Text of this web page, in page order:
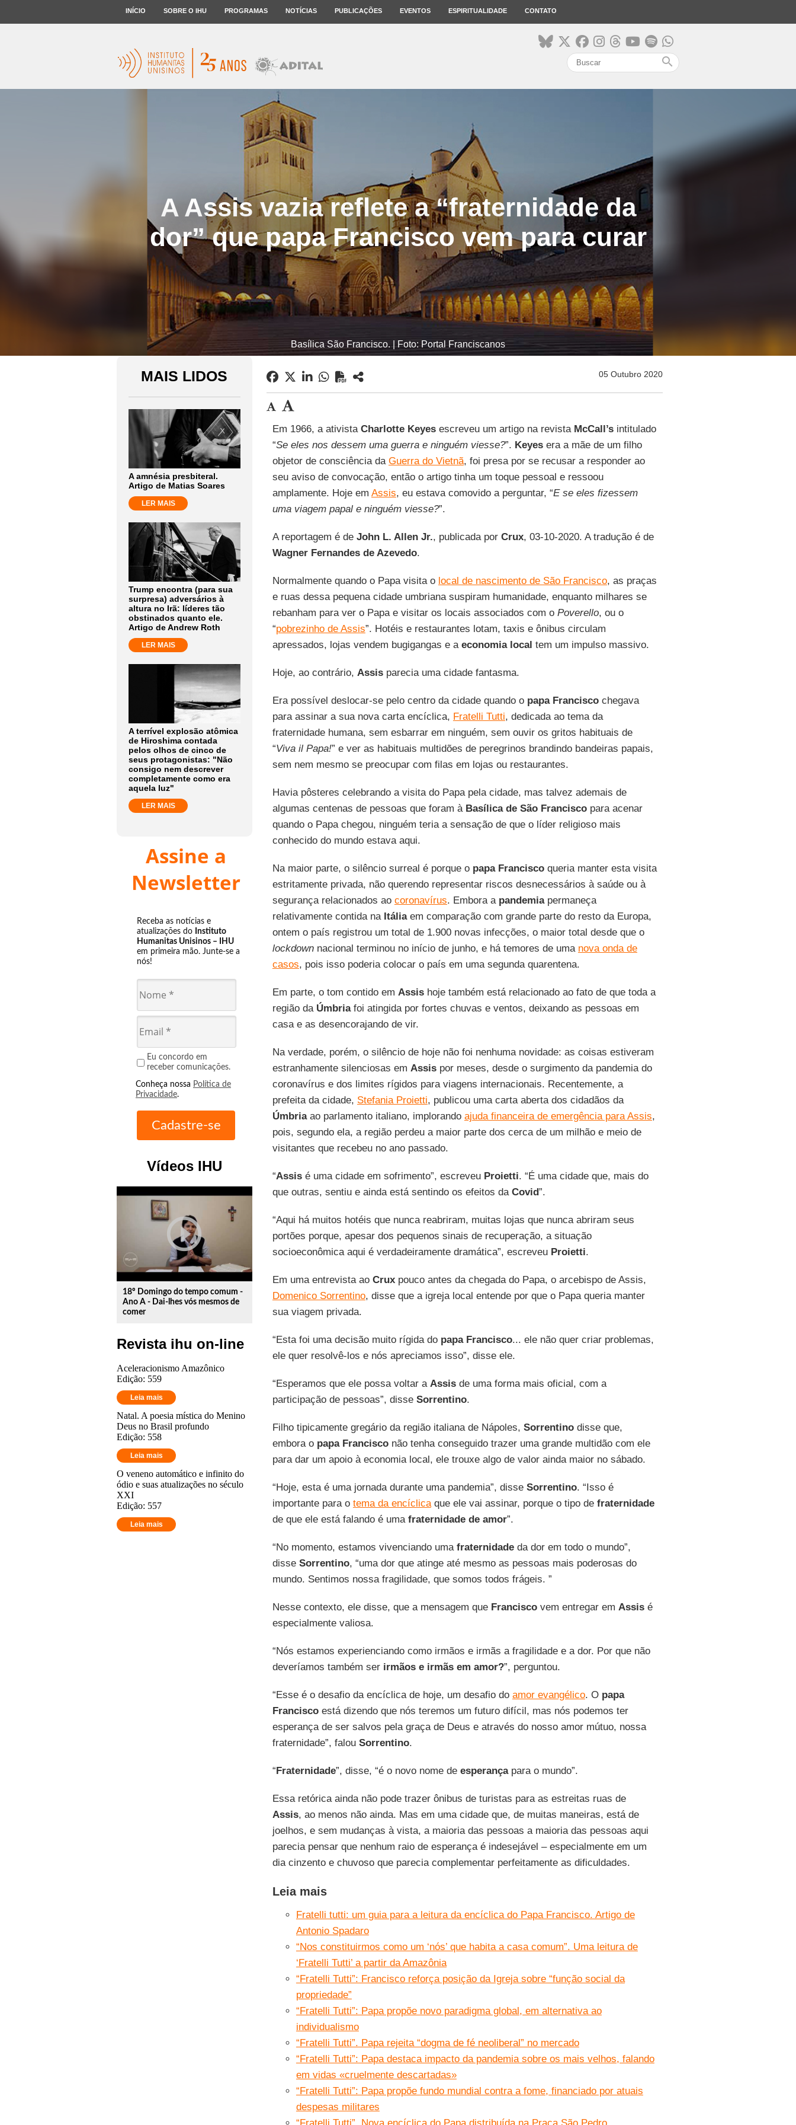
INÍCIO SOBRE O IHU PROGRAMAS NOTÍCIAS PUBLICAÇÕES EVENTOS ESPIRITUALIDADE CONTATO
search
A Assis vazia reflete a “fraternidade da
dor” que papa Francisco vem para curar
Basílica São Francisco. | Foto: Portal Franciscanos
MAIS LIDOS
A amnésia presbiteral.
Artigo de Matias Soares
LER MAIS
Trump encontra (para sua
surpresa) adversários à
altura no Irã: líderes tão
obstinados quanto ele.
Artigo de Andrew Roth
LER MAIS
A terrível explosão atômica
de Hiroshima contada
pelos olhos de cinco de
seus protagonistas: "Não
consigo nem descrever
completamente como era
aquela luz"
LER MAIS
Assine a
Newsletter
Receba as notícias e
atualizações do Instituto
Humanitas Unisinos – IHU
em primeira mão. Junte-se a
nós!
Eu concordo em
receber comunicações.
Conheça nossa Política de
Privacidade.
Vídeos IHU
play_circle_outline
18º Domingo do tempo comum -
Ano A - Dai-lhes vós mesmos de
comer
Revista ihu on-line
Aceleracionismo Amazônico
Edição: 559
Leia mais
Natal. A poesia mística do Menino
Deus no Brasil profundo
Edição: 558
Leia mais
O veneno automático e infinito do
ódio e suas atualizações no século
XXI
Edição: 557
Leia mais
05 Outubro 2020
Em 1966, a ativista Charlotte Keyesescreveu um artigo na revista McCall’sintitulado
“Se eles nos dessem uma guerra e ninguém viesse?”. Keyesera a mãe de um filho
objetor de consciência da Guerra do Vietnã, foi presa por se recusar a responder ao
seu aviso de convocação, então o artigo tinha um toque pessoal e ressoou
amplamente. Hoje em Assis, eu estava comovido a perguntar, “E se eles fizessem
uma viagem papal e ninguém viesse?”.
A reportagem é deJohn L. Allen Jr., publicada por Crux, 03-10-2020. A tradução é de
Wagner Fernandes de Azevedo.
Normalmente quando o Papa visita o local de nascimento de São Francisco, as praças
e ruas dessa pequena cidade umbriana suspiram humanidade, enquanto milhares se
rebanham para ver o Papa e visitar os locais associados com o Poverello, ou o
“pobrezinho de Assis”. Hotéis e restaurantes lotam, taxis e ônibus circulam
apressados, lojas vendem bugigangas e a economia local tem um impulso massivo.
Hoje, ao contrário, Assisparecia uma cidade fantasma.
Era possível deslocar-se pelo centro da cidade quando o papa Franciscochegava
para assinar a sua nova carta encíclica, Fratelli Tutti, dedicada ao tema da
fraternidade humana, sem esbarrar em ninguém, sem ouvir os gritos habituais de
“Viva il Papa!” e ver as habituais multidões de peregrinos brandindo bandeiras papais,
sem nem mesmo se preocupar com filas em lojas ou restaurantes.
Havia pôsteres celebrando a visita do Papa pela cidade, mas talvez ademais de
algumas centenas de pessoas que foram à Basílica de São Franciscopara acenar
quando o Papa chegou, ninguém teria a sensação de que o líder religioso mais
conhecido do mundo estava aqui.
Na maior parte, o silêncio surreal é porque o papa Franciscoqueria manter esta visita
estritamente privada, não querendo representar riscos desnecessários à saúde ou à
segurança relacionados ao coronavírus. Embora a pandemiapermaneça
relativamente contida na Itáliaem comparação com grande parte do resto da Europa,
ontem o país registrou um total de 1.900 novas infecções, o maior total desde que o
lockdownnacional terminou no início de junho, e há temores de uma nova onda de
casos, pois isso poderia colocar o país em uma segunda quarentena.
Em parte, o tom contido em Assishoje também está relacionado ao fato de que toda a
região da Úmbriafoi atingida por fortes chuvas e ventos, deixando as pessoas em
casa e as desencorajando de vir.
Na verdade, porém, o silêncio de hoje não foi nenhuma novidade: as coisas estiveram
estranhamente silenciosas em Assispor meses, desde o surgimento da pandemia do
coronavírus e dos limites rígidos para viagens internacionais. Recentemente, a
prefeita da cidade, Stefania Proietti, publicou uma carta aberta dos cidadãos da
Úmbriaao parlamento italiano, implorando ajuda financeira de emergência para Assis,
pois, segundo ela, a região perdeu a maior parte dos cerca de um milhão e meio de
visitantes que recebeu no ano passado.
“Assisé uma cidade em sofrimento”, escreveu Proietti. “É uma cidade que, mais do
que outras, sentiu e ainda está sentindo os efeitos da Covid”.
“Aqui há muitos hotéis que nunca reabriram, muitas lojas que nunca abriram seus
portões porque, apesar dos pequenos sinais de recuperação, a situação
socioeconômica aqui é verdadeiramente dramática”, escreveu Proietti.
Em uma entrevista ao Cruxpouco antes da chegada do Papa, o arcebispo de Assis,
Domenico Sorrentino, disse que a igreja local entende por que o Papa queria manter
sua viagem privada.
“Esta foi uma decisão muito rígida do papa Francisco... ele não quer criar problemas,
ele quer resolvê-los e nós apreciamos isso”, disse ele.
“Esperamos que ele possa voltar a Assisde uma forma mais oficial, com a
participação de pessoas”, disse Sorrentino.
Filho tipicamente gregário da região italiana de Nápoles, Sorrentinodisse que,
embora o papa Francisconão tenha conseguido trazer uma grande multidão com ele
para dar um apoio à economia local, ele trouxe algo de valor ainda maior no sábado.
“Hoje, esta é uma jornada durante uma pandemia”, disse Sorrentino. “Isso é
importante para o tema da encíclicaque ele vai assinar, porque o tipo de fraternidade
de que ele está falando é uma fraternidade de amor”.
“No momento, estamos vivenciando uma fraternidadeda dor em todo o mundo”,
disse Sorrentino, “uma dor que atinge até mesmo as pessoas mais poderosas do
mundo. Sentimos nossa fragilidade, que somos todos frágeis. ”
Nesse contexto, ele disse, que a mensagem que Franciscovem entregar em Assisé
especialmente valiosa.
“Nós estamos experienciando como irmãos e irmãs a fragilidade e a dor. Por que não
deveríamos também ser irmãos e irmãs em amor?”, perguntou.
“Esse é o desafio da encíclica de hoje, um desafio do amor evangélico. O papa
Franciscoestá dizendo que nós teremos um futuro difícil, mas nós podemos ter
esperança de ser salvos pela graça de Deus e através do nosso amor mútuo, nossa
fraternidade”, falou Sorrentino.
“Fraternidade”, disse, “é o novo nome de esperançapara o mundo”.
Essa retórica ainda não pode trazer ônibus de turistas para as estreitas ruas de
Assis, ao menos não ainda. Mas em uma cidade que, de muitas maneiras, está de
joelhos, e sem mudanças à vista, a maioria das pessoas a maioria das pessoas aqui
parecia pensar que nenhum raio de esperança é indesejável – especialmente em um
dia cinzento e chuvoso que parecia complementar perfeitamente as dificuldades.
Leia mais
Fratelli tutti: um guia para a leitura da encíclica do Papa Francisco. Artigo de
Antonio Spadaro
“Nos constituirmos como um ‘nós’ que habita a casa comum”. Uma leitura de
‘Fratelli Tutti’ a partir da Amazônia
“Fratelli Tutti”: Francisco reforça posição da Igreja sobre “função social da
propriedade”
“Fratelli Tutti”: Papa propõe novo paradigma global, em alternativa ao
individualismo
“Fratelli Tutti”. Papa rejeita “dogma de fé neoliberal” no mercado
“Fratelli Tutti”: Papa destaca impacto da pandemia sobre os mais velhos, falando
em vidas «cruelmente descartadas»
“Fratelli Tutti”: Papa propõe fundo mundial contra a fome, financiado por atuais
despesas militares